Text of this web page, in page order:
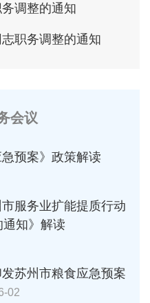
调整的通知
职务调整的通知
会议
急预案》政策解读
市服务业扩能提质行动
知》解读
发苏州市粮食应急预案
02